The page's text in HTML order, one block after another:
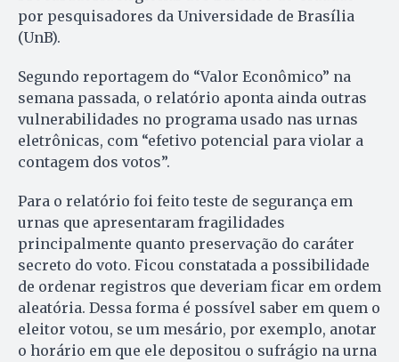
por pesquisadores da Universidade de Brasília
(UnB).
Segundo reportagem do “Valor Econômico” na
semana passada, o relatório aponta ainda outras
vulnerabilidades no programa usado nas urnas
eletrônicas, com “efetivo potencial para violar a
contagem dos votos”.
Para o relatório foi feito teste de segurança em
urnas que apresentaram fragilidades
principalmente quanto preservação do caráter
secreto do voto. Ficou constatada a possibilidade
de ordenar registros que deveriam ficar em ordem
aleatória. Dessa forma é possível saber em quem o
eleitor votou, se um mesário, por exemplo, anotar
o horário em que ele depositou o sufrágio na urna